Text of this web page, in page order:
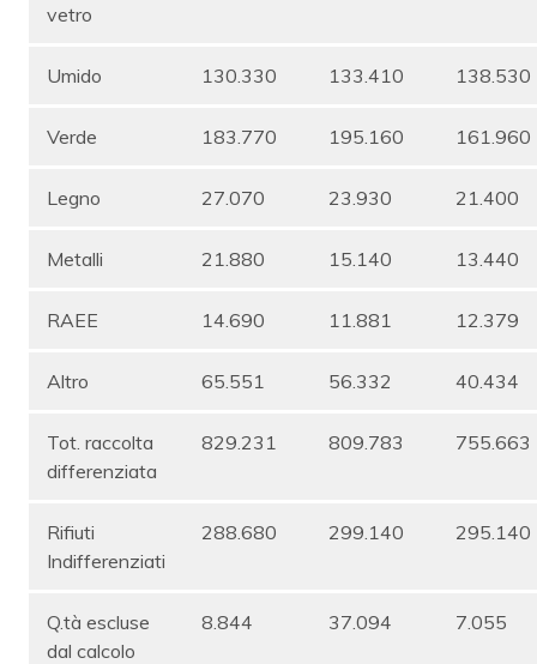
vetro
Umido 130.330 133.410 138.530
Verde 183.770 195.160 161.960
Legno 27.070 23.930 21.400
Metalli 21.880 15.140 13.440
RAEE 14.690 11.881 12.379
Altro 65.551 56.332 40.434
Tot. raccolta
differenziata
829.231 809.783 755.663
Rifiuti
Indifferenziati
288.680 299.140 295.140
Q.tà escluse
dal calcolo
8.844 37.094 7.055